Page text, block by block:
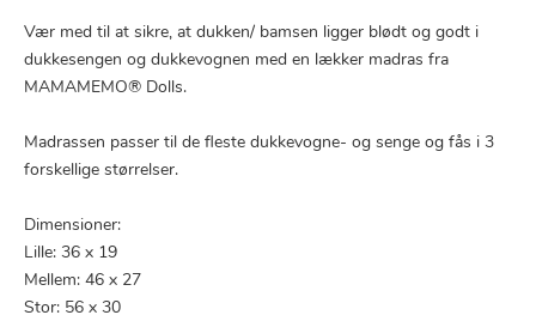
Vær med til at sikre, at dukken/ bamsen ligger blødt og godt i
dukkesengen og dukkevognen med en lækker madras fra
MAMAMEMO® Dolls.
Madrassen passer til de fleste dukkevogne- og senge og fås i 3
forskellige størrelser.
Dimensioner:
Lille: 36 x 19
Mellem: 46 x 27
Stor: 56 x 30